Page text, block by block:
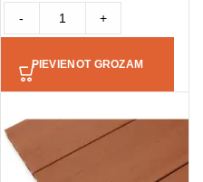
- +
PIEVIENOT GROZAM